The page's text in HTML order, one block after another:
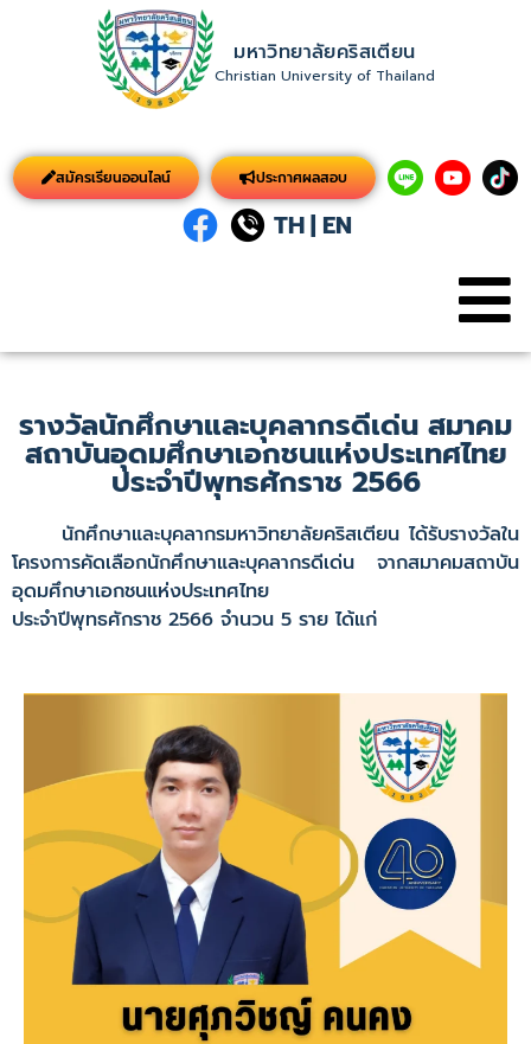
มหาวิทยาลัยคริสเตียน
Christian University of Thailand
สมัครเรียนออนไลน์ ประกาศผลสอบ
TH| EN
รางวัลนักศึกษาและบุคลากรดีเด่น สมาคม
สถาบันอุดมศึกษาเอกชนแห่งประเทศไทย
ประจำปีพุทธศักราช 2566
นักศึกษาและบุคลากรมหาวิทยาลัยคริสเตียน ได้รับรางวัลใน
โครงการคัดเลือกนักศึกษาและบุคลากรดีเด่น จากสมาคมสถาบัน
อุดมศึกษาเอกชนแห่งประเทศไทย
ประจำปีพุทธศักราช 2566 จำนวน 5 ราย ได้แก่